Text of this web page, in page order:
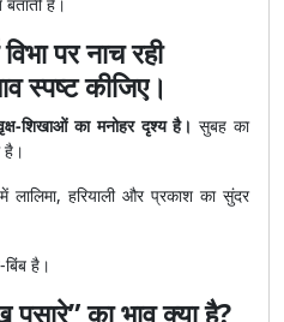
पर नाच रही
स्पष्ट कीजिए।
शिखाओं का मनोहर दृश्य है। सुबह का
है।
हरियाली और प्रकाश का सुंदर
है।
का भाव क्या है?